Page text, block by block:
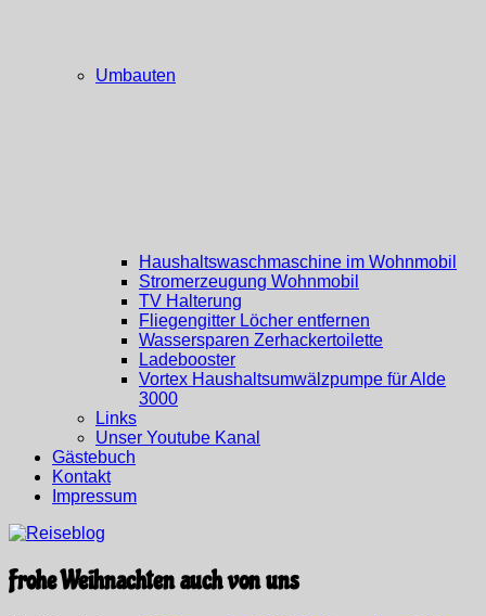
Umbauten
Haushaltswaschmaschine im Wohnmobil
Stromerzeugung Wohnmobil
TV Halterung
Fliegengitter Löcher entfernen
Wassersparen Zerhackertoilette
Ladebooster
Vortex Haushaltsumwälzpumpe für Alde
3000
Links
Unser Youtube Kanal
Gästebuch
Kontakt
Impressum
Frohe Weihnachten auch von uns